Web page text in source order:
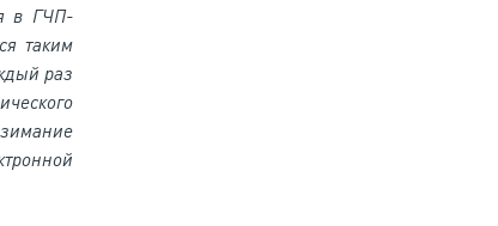
в ГЧП-
таким
раз